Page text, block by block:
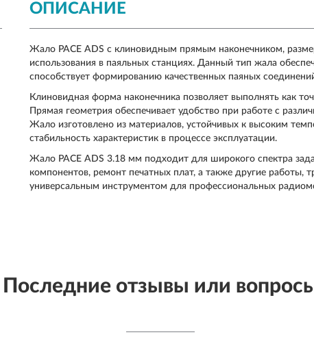
ОПИСАНИЕ
Жало PACE ADS с клиновидным прямым наконечником,
использования в паяльных станциях. Данный тип жала
способствует формированию качественных паяных
Клиновидная форма наконечника позволяет выполнять как
Прямая геометрия обеспечивает удобство при работе с
Жало изготовлено из материалов, устойчивых к высоким
стабильность характеристик в процессе эксплуатации.
Жало PACE ADS 3.18 мм подходит для широкого спектра
компонентов, ремонт печатных плат, а также другие
универсальным инструментом для профессиональных
Последние отзывы или